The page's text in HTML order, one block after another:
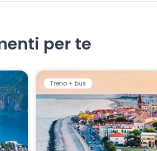
per te
Treno + bus